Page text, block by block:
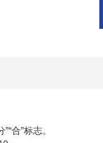
合”标志。